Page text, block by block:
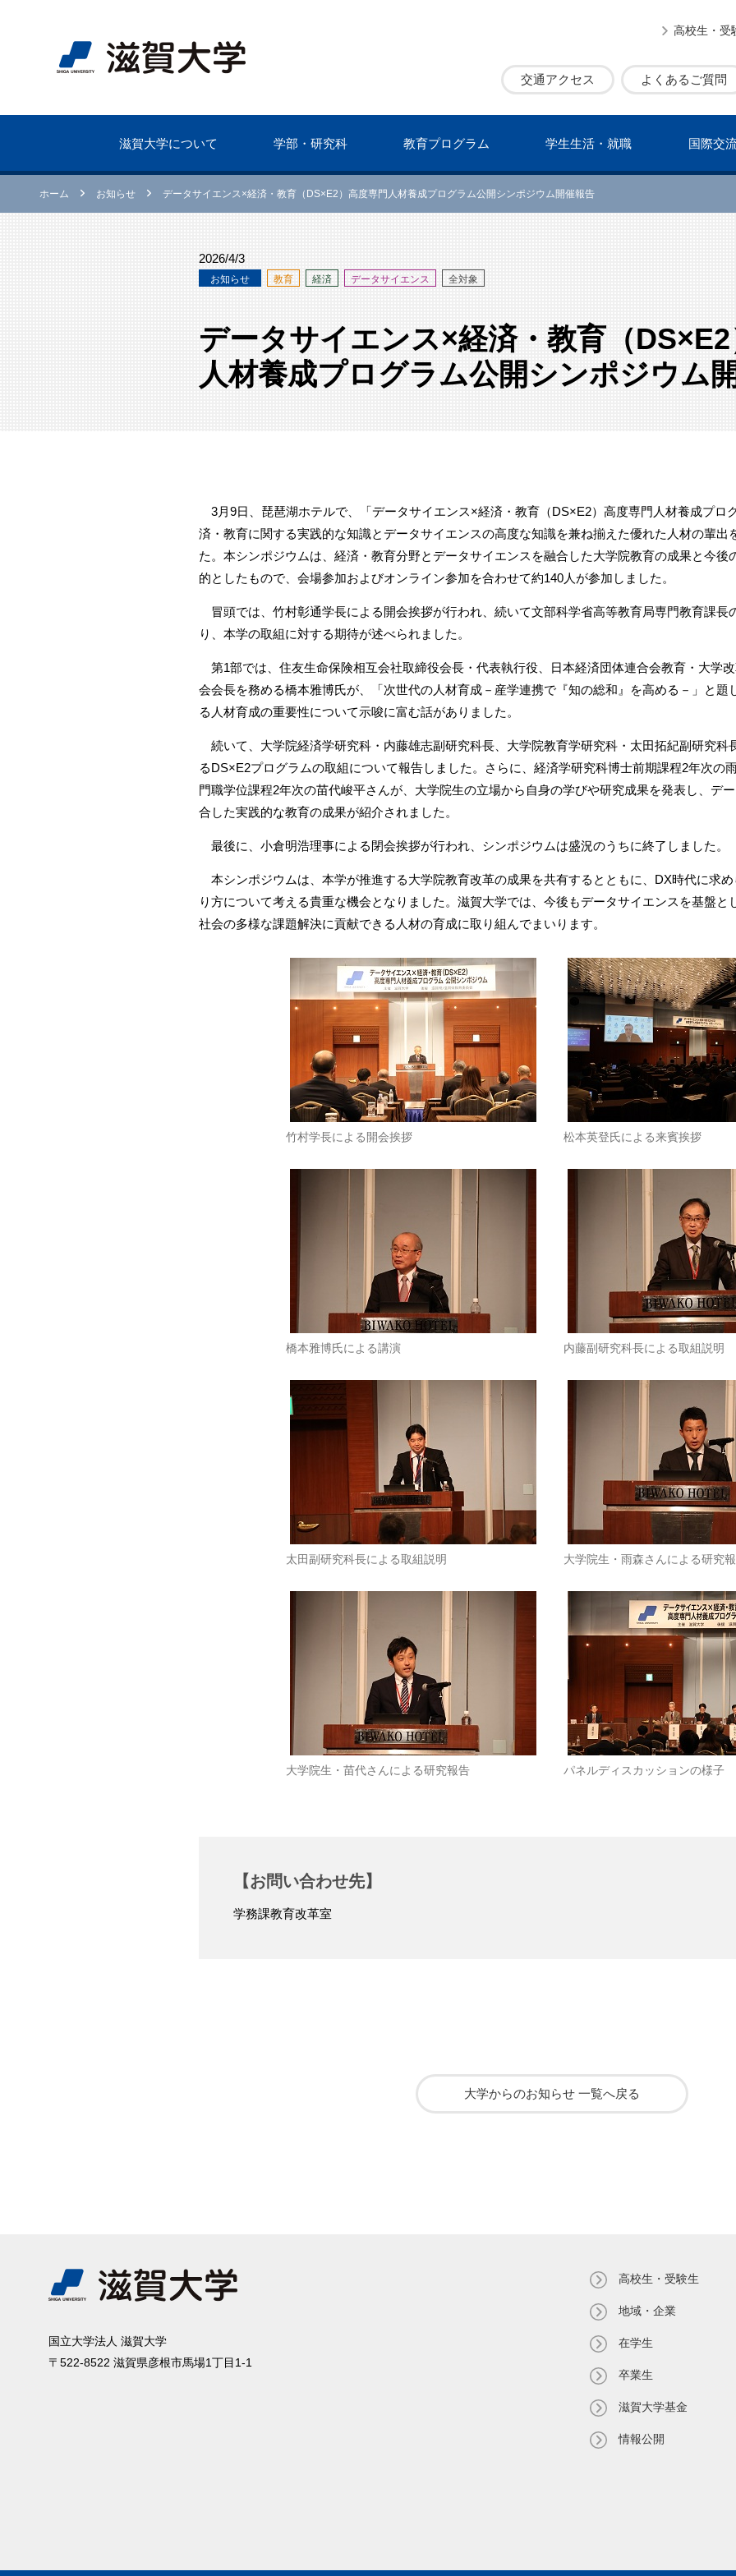
高校生・受
交通アクセス よくあるご質問
滋賀⼤学について 学部・研究科 教育プログラム 学⽣⽣活・就職 国際交
ホーム お知らせ データサイエンス×経済・教育（DS×E2）高度専門人材養成プログラム公開シンポジウム開催報告
2026/4/3
お知らせ 教育 経済 データサイエンス 全対象
データサイエンス×経済・教育（
人材養成プログラム公開シンポジウム
3月9日、琵琶湖ホテルで、「データサイエンス×経済・教育（DS×E2）高度専門人材養成プロ
済・教育に関する実践的な知識とデータサイエンスの高度な知識を兼ね揃えた優れた人材の輩出
た。本シンポジウムは、経済・教育分野とデータサイエンスを融合した大学院教育の成果と今後
的としたもので、会場参加およびオンライン参加を合わせて約140人が参加しました。
冒頭では、竹村彰通学長による開会挨拶が行われ、続いて文部科学省高等教育局専門教育課長
り、本学の取組に対する期待が述べられました。
第1部では、住友生命保険相互会社取締役会長・代表執行役、日本経済団体連合会教育・大学
会会長を務める橋本雅博氏が、「次世代の人材育成－産学連携で『知の総和』を高める－」と題
る人材育成の重要性について示唆に富む話がありました。
続いて、大学院経済学研究科・内藤雄志副研究科長、大学院教育学研究科・太田拓紀副研究科
るDS×E2プログラムの取組について報告しました。さらに、経済学研究科博士前期課程2年次の
門職学位課程2年次の苗代峻平さんが、大学院生の立場から自身の学びや研究成果を発表し、デ
合した実践的な教育の成果が紹介されました。
最後に、小倉明浩理事による閉会挨拶が行われ、シンポジウムは盛況のうちに終了しました。
本シンポジウムは、本学が推進する大学院教育改革の成果を共有するとともに、DX時代に求
り方について考える貴重な機会となりました。滋賀大学では、今後もデータサイエンスを基盤と
社会の多様な課題解決に貢献できる人材の育成に取り組んでまいります。
竹村学長による開会挨拶 松本英登氏による来賓挨拶
橋本雅博氏による講演 内藤副研究科長による取組説明
太田副研究科長による取組説明 大学院生・雨森さんによる研究
大学院生・苗代さんによる研究報告 パネルディスカッションの様子
【お問い合わせ先】
学務課教育改革室
大学からのお知らせ 一覧へ戻る
国⽴⼤学法⼈ 滋賀⼤学
〒522-8522 滋賀県彦根市⾺場1丁⽬1-1
高校生・受験生
地域・企業
在学生
卒業生
滋賀大学基金
情報公開